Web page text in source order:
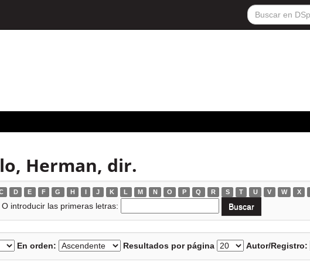
Herman, dir.
D E F G H I J K L M N O P Q R S T U V W X
O introducir las primeras letras:
En orden: Resultados por página Autor/Registro: